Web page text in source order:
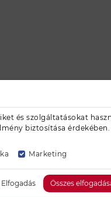
és szolgáltatásokat
biztosítása érdekében.
Marketing
Elfogadás Összes